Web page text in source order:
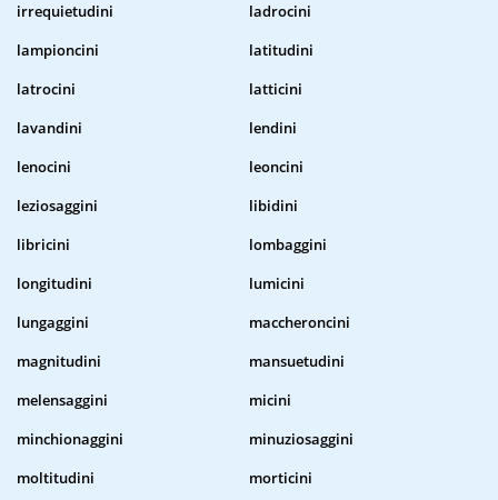
irrequietudini
ladrocini
lampioncini
latitudini
latrocini
latticini
lavandini
lendini
lenocini
leoncini
leziosaggini
libidini
libricini
lombaggini
longitudini
lumicini
lungaggini
maccheroncini
magnitudini
mansuetudini
melensaggini
micini
minchionaggini
minuziosaggini
moltitudini
morticini